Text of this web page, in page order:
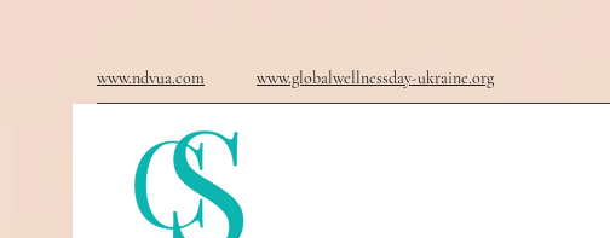
www.ndvua.com www.globalwellnessday-ukraine.org